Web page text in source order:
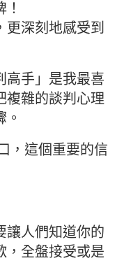
更深刻地感受到
高手」是我最喜
複雜的談判心理
，這個重要的信
讓人們知道你的
，全盤接受或是